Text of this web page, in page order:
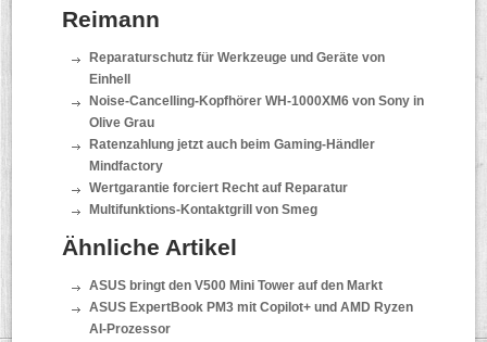
Reimann
Reparaturschutz für Werkzeuge und Geräte von
Einhell
Noise-Cancelling-Kopfhörer WH-1000XM6 von Sony in
Olive Grau
Ratenzahlung jetzt auch beim Gaming-Händler
Mindfactory
Wertgarantie forciert Recht auf Reparatur
Multifunktions-Kontaktgrill von Smeg
Ähnliche Artikel
ASUS bringt den V500 Mini Tower auf den Markt
ASUS ExpertBook PM3 mit Copilot+ und AMD Ryzen
AI-Prozessor